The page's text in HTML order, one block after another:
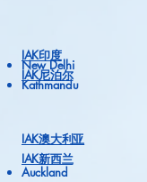
IAK印度
New Delhi
IAK尼泊尔
Kathmandu
IAK澳大利亚
IAK新西兰
Auckland